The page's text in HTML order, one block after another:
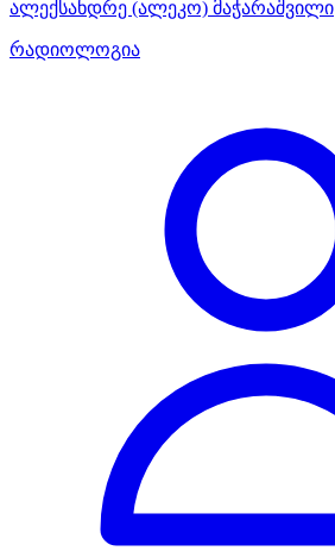
ალექსანდრე (ალეკო) მაჭარაშვილი
რადიოლოგია